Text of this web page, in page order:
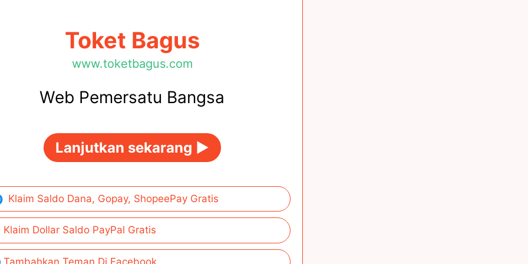
Toket Bagus
www.toketbagus.com
Web Pemersatu Bangsa
Lanjutkan sekarang ►
Klaim Saldo Dana, Gopay, ShopeePay Gratis
Klaim Dollar Saldo PayPal Gratis
Tambahkan Teman Di Facebook